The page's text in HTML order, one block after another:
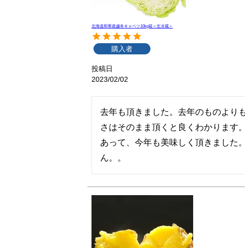
北海道和寒産越冬キャベツ10kg箱＜生冷蔵＞
購入者
投稿日
2023/02/02
去年も頂きました。去年のものより
さはそのまま頂くと良くわかります
あって、今年も美味しく頂きました
ん。。